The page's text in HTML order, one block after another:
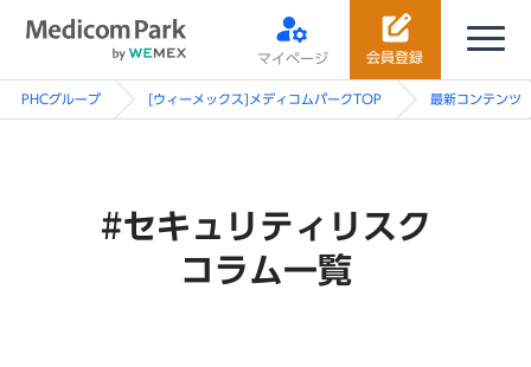
会員登録
マイページ
PHCグループ [ウィーメックス]メディコムパークTOP 最新コンテンツ
#セキュリティリスク
コラム一覧